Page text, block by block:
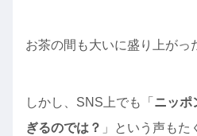
お茶の間も大いに盛り上がっ
しかし、SNS上でも「 ニッポ
ぎるのでは？ 」という声もた